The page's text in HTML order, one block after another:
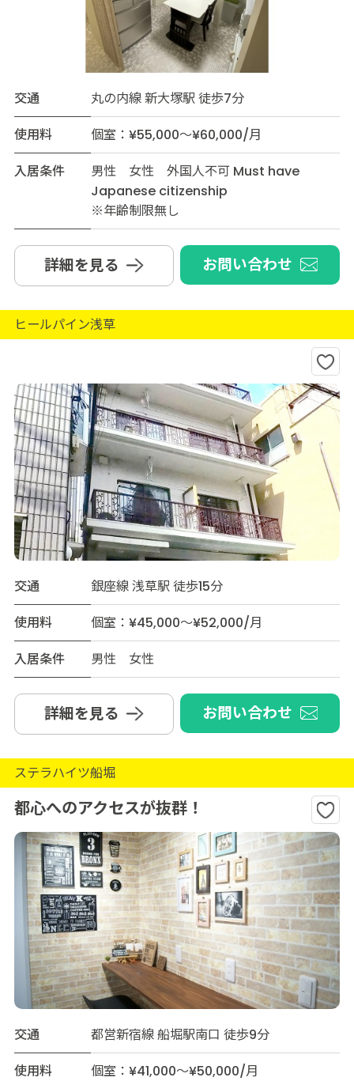
交通
丸の内線 新大塚駅 徒歩7分
使用料
個室：¥55,000～¥60,000/月
入居条件
男性 女性 外国人不可 Must have
Japanese citizenship
※年齢制限無し
詳細を見る お問い合わせ
ヒールパイン浅草
交通
銀座線 浅草駅 徒歩15分
使用料
個室：¥45,000～¥52,000/月
入居条件
男性 女性
詳細を見る お問い合わせ
ステラハイツ船堀
都心へのアクセスが抜群！
交通
都営新宿線 船堀駅南口 徒歩9分
使用料
個室：¥41,000～¥50,000/月